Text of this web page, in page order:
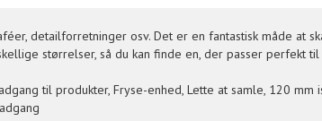
detailforretninger osv. Det er en fantastisk måde
størrelser, så du kan finde en, der passer perfekt
til produkter, Fryse-enhed, Lette at samle, 120